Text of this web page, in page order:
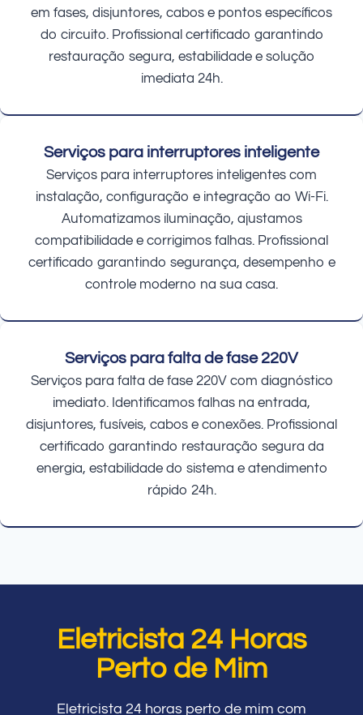
em fases, disjuntores, cabos e pontos específicos
do circuito. Profissional certificado garantindo
restauração segura, estabilidade e solução
imediata 24h.
Serviços para interruptores inteligente
Serviços para interruptores inteligentes com
instalação, configuração e integração ao Wi-Fi.
Automatizamos iluminação, ajustamos
compatibilidade e corrigimos falhas. Profissional
certificado garantindo segurança, desempenho e
controle moderno na sua casa.
Serviços para falta de fase 220V
Serviços para falta de fase 220V com diagnóstico
imediato. Identificamos falhas na entrada,
disjuntores, fusíveis, cabos e conexões. Profissional
certificado garantindo restauração segura da
energia, estabilidade do sistema e atendimento
rápido 24h.
Eletricista 24 Horas
Perto de Mim
Eletricista 24 horas perto de mim com